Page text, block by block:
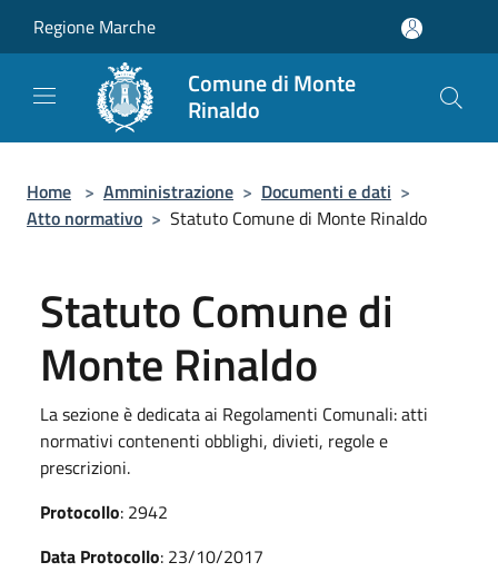
Regione Marche
Comune di Monte
Rinaldo
Home > Amministrazione > Documenti e dati >
Atto normativo > Statuto Comune di Monte Rinaldo
Statuto Comune di
Monte Rinaldo
La sezione è dedicata ai Regolamenti Comunali: atti
normativi contenenti obblighi, divieti, regole e
prescrizioni.
Protocollo: 2942
Data Protocollo: 23/10/2017